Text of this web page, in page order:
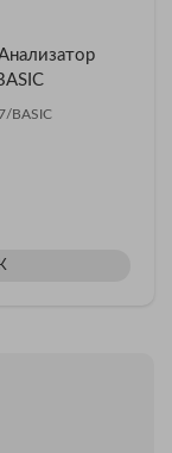
BASIC